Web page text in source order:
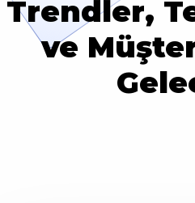
Trendler,
ve